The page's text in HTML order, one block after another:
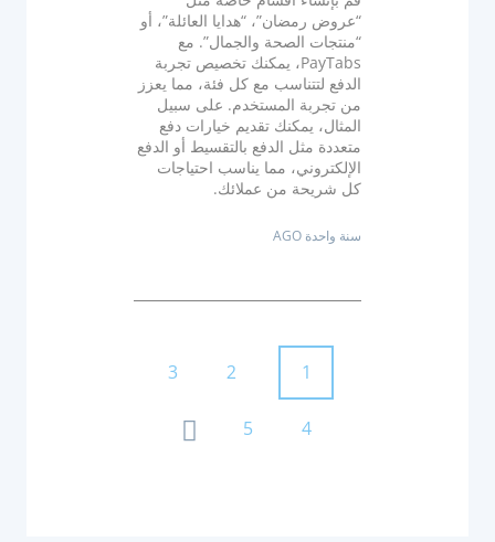
“عروض رمضان”، “هدايا العائلة”، أو
“منتجات الصحة والجمال”. مع
PayTabs، يمكنك تخصيص تجربة
الدفع لتتناسب مع كل فئة، مما يعزز
من تجربة المستخدم. على سبيل
المثال، يمكنك تقديم خيارات دفع
متعددة مثل الدفع بالتقسيط أو الدفع
الإلكتروني، مما يناسب احتياجات
كل شريحة من عملائك.
سنة واحدة AGO
ص
1
2
3
4
5